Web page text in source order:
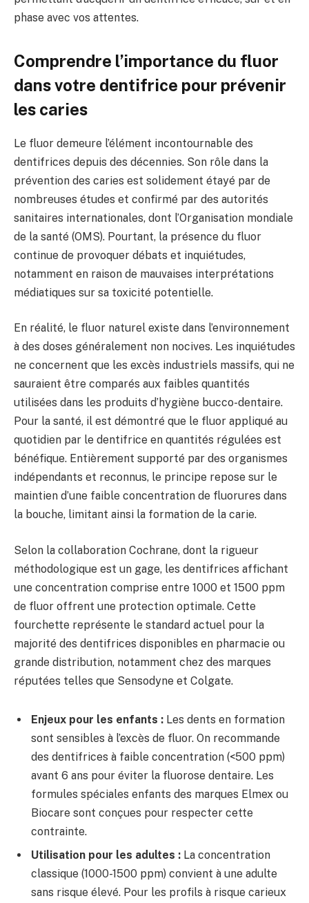
phase avec vos attentes.
Comprendre l’importance du fluor
dans votre dentifrice pour prévenir
les caries
Le fluor demeure l’élément incontournable des
dentifrices depuis des décennies. Son rôle dans la
prévention des caries est solidement étayé par de
nombreuses études et confirmé par des autorités
sanitaires internationales, dont l’Organisation mondiale
de la santé (OMS). Pourtant, la présence du fluor
continue de provoquer débats et inquiétudes,
notamment en raison de mauvaises interprétations
médiatiques sur sa toxicité potentielle.
En réalité, le fluor naturel existe dans l’environnement
à des doses généralement non nocives. Les inquiétudes
ne concernent que les excès industriels massifs, qui ne
sauraient être comparés aux faibles quantités
utilisées dans les produits d’hygiène bucco-dentaire.
Pour la santé, il est démontré que le fluor appliqué au
quotidien par le dentifrice en quantités régulées est
bénéfique. Entièrement supporté par des organismes
indépendants et reconnus, le principe repose sur le
maintien d’une faible concentration de fluorures dans
la bouche, limitant ainsi la formation de la carie.
Selon la collaboration Cochrane, dont la rigueur
méthodologique est un gage, les dentifrices affichant
une concentration comprise entre 1000 et 1500 ppm
de fluor offrent une protection optimale. Cette
fourchette représente le standard actuel pour la
majorité des dentifrices disponibles en pharmacie ou
grande distribution, notamment chez des marques
réputées telles que Sensodyne et Colgate.
Enjeux pour les enfants : Les dents en formation
sont sensibles à l’excès de fluor. On recommande
des dentifrices à faible concentration (<500 ppm)
avant 6 ans pour éviter la fluorose dentaire. Les
formules spéciales enfants des marques Elmex ou
Biocare sont conçues pour respecter cette
contrainte.
Utilisation pour les adultes : La concentration
classique (1000-1500 ppm) convient à une adulte
sans risque élevé. Pour les profils à risque carieux